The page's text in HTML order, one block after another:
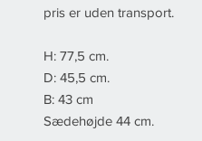
pris er uden transport.
H: 77,5 cm.
D: 45,5 cm.
B: 43 cm
Sædehøjde 44 cm.